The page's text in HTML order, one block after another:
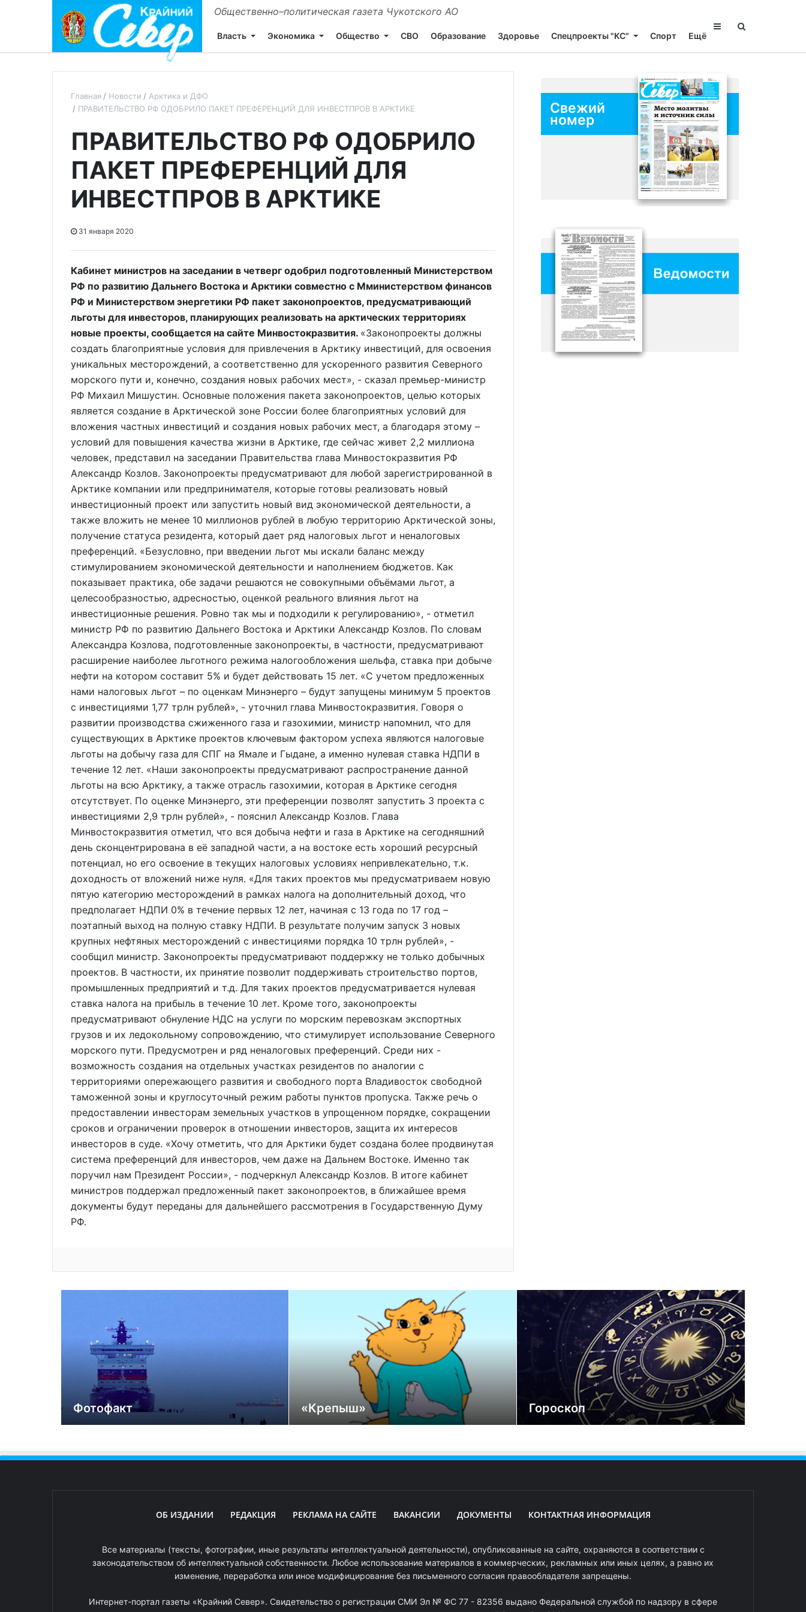
Общественно–политическая газета Чукотского АО
Власть Экономика Общество СВО Образование Здоровье Спецпроекты "КС" Спорт Ещё
Главная Новости
Арктика и ДФО
ПРАВИТЕЛЬСТВО РФ ОДОБРИЛО ПАКЕТ ПРЕФЕРЕНЦИЙ ДЛЯ ИНВЕСТПРОВ В АРКТИКЕ
ПРАВИТЕЛЬСТВО РФ ОДОБРИЛО
ПАКЕТ ПРЕФЕРЕНЦИЙ ДЛЯ
ИНВЕСТПРОВ В АРКТИКЕ
31 января 2020
Кабинет министров на заседании в четверг одобрил подготовленный Министерством
РФ по развитию Дальнего Востока и Арктики совместно с Мминистерством финансов
РФ и Министерством энергетики РФ пакет законопроектов, предусматривающий
льготы для инвесторов, планирующих реализовать на арктических территориях
новые проекты, сообщается на сайте Минвостокразвития. «Законопроекты должны
создать благоприятные условия для привлечения в Арктику инвестиций, для освоения
уникальных месторождений, а соответственно для ускоренного развития Северного
морского пути и, конечно, создания новых рабочих мест», - сказал премьер-министр
РФ Михаил Мишустин. Основные положения пакета законопроектов, целью которых
является создание в Арктической зоне России более благоприятных условий для
вложения частных инвестиций и создания новых рабочих мест, а благодаря этому –
условий для повышения качества жизни в Арктике, где сейчас живет 2,2 миллиона
человек, представил на заседании Правительства глава Минвостокразвития РФ
Александр Козлов. Законопроекты предусматривают для любой зарегистрированной в
Арктике компании или предпринимателя, которые готовы реализовать новый
инвестиционный проект или запустить новый вид экономической деятельности, а
также вложить не менее 10 миллионов рублей в любую территорию Арктической зоны,
получение статуса резидента, который дает ряд налоговых льгот и неналоговых
преференций. «Безусловно, при введении льгот мы искали баланс между
стимулированием экономической деятельности и наполнением бюджетов. Как
показывает практика, обе задачи решаются не совокупными объёмами льгот, а
целесообразностью, адресностью, оценкой реального влияния льгот на
инвестиционные решения. Ровно так мы и подходили к регулированию», - отметил
министр РФ по развитию Дальнего Востока и Арктики Александр Козлов. По словам
Александра Козлова, подготовленные законопроекты, в частности, предусматривают
расширение наиболее льготного режима налогообложения шельфа, ставка при добыче
нефти на котором составит 5% и будет действовать 15 лет. «С учетом предложенных
нами налоговых льгот – по оценкам Минэнерго – будут запущены минимум 5 проектов
с инвестициями 1,77 трлн рублей», - уточнил глава Минвостокразвития. Говоря о
развитии производства сжиженного газа и газохимии, министр напомнил, что для
существующих в Арктике проектов ключевым фактором успеха являются налоговые
льготы на добычу газа для СПГ на Ямале и Гыдане, а именно нулевая ставка НДПИ в
течение 12 лет. «Наши законопроекты предусматривают распространение данной
льготы на всю Арктику, а также отрасль газохимии, которая в Арктике сегодня
отсутствует. По оценке Минэнерго, эти преференции позволят запустить 3 проекта с
инвестициями 2,9 трлн рублей», - пояснил Александр Козлов. Глава
Минвостокразвития отметил, что вся добыча нефти и газа в Арктике на сегодняшний
день сконцентрирована в её западной части, а на востоке есть хороший ресурсный
потенциал, но его освоение в текущих налоговых условиях непривлекательно, т.к.
доходность от вложений ниже нуля. «Для таких проектов мы предусматриваем новую
пятую категорию месторождений в рамках налога на дополнительный доход, что
предполагает НДПИ 0% в течение первых 12 лет, начиная с 13 года по 17 год –
поэтапный выход на полную ставку НДПИ. В результате получим запуск 3 новых
крупных нефтяных месторождений с инвестициями порядка 10 трлн рублей», -
сообщил министр. Законопроекты предусматривают поддержку не только добычных
проектов. В частности, их принятие позволит поддерживать строительство портов,
промышленных предприятий и т.д. Для таких проектов предусматривается нулевая
ставка налога на прибыль в течение 10 лет. Кроме того, законопроекты
предусматривают обнуление НДС на услуги по морским перевозкам экспортных
грузов и их ледокольному сопровождению, что стимулирует использование Северного
морского пути. Предусмотрен и ряд неналоговых преференций. Среди них -
возможность создания на отдельных участках резидентов по аналогии с
территориями опережающего развития и свободного порта Владивосток свободной
таможенной зоны и круглосуточный режим работы пунктов пропуска. Также речь о
предоставлении инвесторам земельных участков в упрощенном порядке, сокращении
сроков и ограничении проверок в отношении инвесторов, защита их интересов
инвесторов в суде. «Хочу отметить, что для Арктики будет создана более продвинутая
система преференций для инвесторов, чем даже на Дальнем Востоке. Именно так
поручил нам Президент России», - подчеркнул Александр Козлов. В итоге кабинет
министров поддержал предложенный пакет законопроектов, в ближайшее время
документы будут переданы для дальнейшего рассмотрения в Государственную Думу
РФ.
Свежий
номер
Фотофакт «Крепыш» Гороскоп
ОБ ИЗДАНИИ РЕДАКЦИЯ РЕКЛАМА НА САЙТЕ ВАКАНСИИ ДОКУМЕНТЫ КОНТАКТНАЯ ИНФОРМАЦИЯ
Все материалы (тексты, фотографии, иные результаты интеллектуальной деятельности), опубликованные на сайте, охраняются в соответствии с
законодательством об интеллектуальной собственности. Любое использование материалов в коммерческих, рекламных или иных целях, а равно их
изменение, переработка или иное модифицирование без письменного согласия правообладателя запрещены.
Интернет-портал газеты «Крайний Север». Свидетельство о регистрации СМИ Эл № ФС 77 - 82356 выдано Федеральной службой по надзору в сфере